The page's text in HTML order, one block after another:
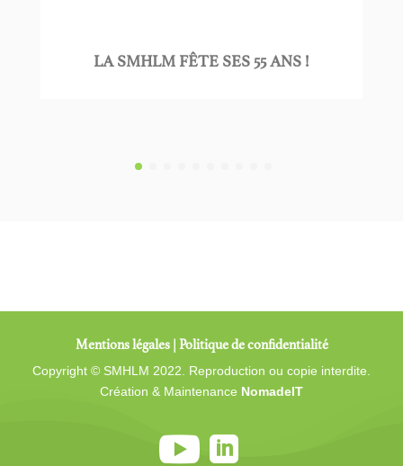
LA SMHLM FÊTE SES 55 ANS !
Mentions légales| Politique de confidentialité
Copyright © SMHLM 2022. Reproduction ou copie interdite.
Création & Maintenance NomadeIT
 